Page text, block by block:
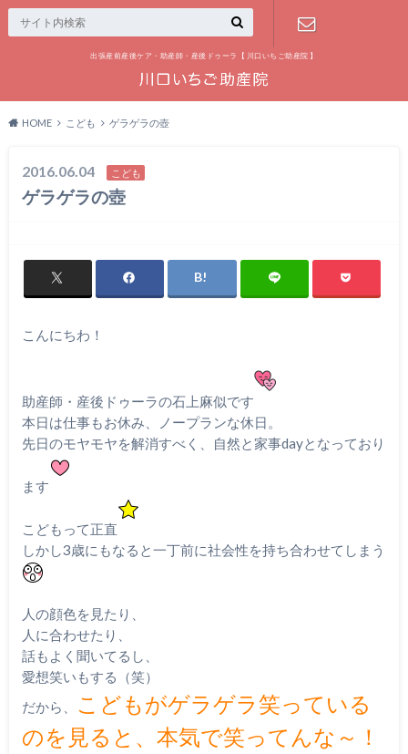
出張産前産後ケア・助産師・産後ドゥーラ【 川口いちご助産院 】
HOME こども ゲラゲラの壺
2016.06.04 こども
ゲラゲラの壺
こんにちわ！
助産師・産後ドゥーラの石上麻似です
本日は仕事もお休み、ノープランな休日。
先日のモヤモヤを解消すべく、自然と家事dayとなっており
ます
こどもって正直
しかし3歳にもなると一丁前に社会性を持ち合わせてしまう
人の顔色を見たり、
人に合わせたり、
話もよく聞いてるし、
愛想笑いもする（笑）
だから、
こどもがゲラゲラ笑っている
のを見ると、本気で笑ってんな～！